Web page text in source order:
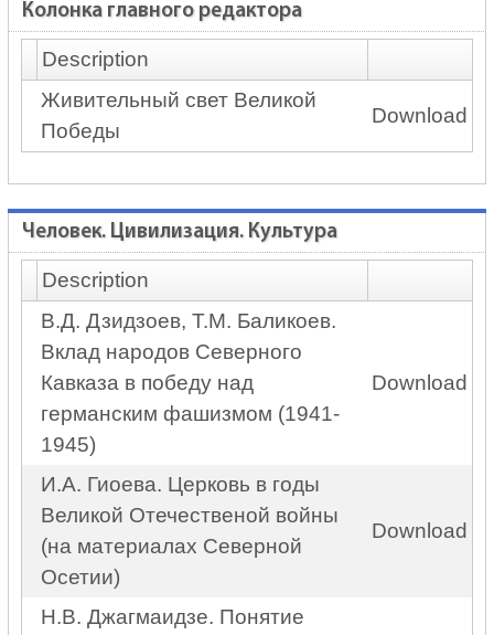
Колонка главного редактора
Description
Живительный свет Великой
Победы
Download
Человек. Цивилизация. Культура
Description
В.Д. Дзидзоев, Т.М. Баликоев.
Вклад народов Северного
Кавказа в победу над
германским фашизмом (1941-
1945)
Download
И.А. Гиоева. Церковь в годы
Великой Отечественой войны
(на материалах Северной
Осетии)
Download
Н.В. Джагмаидзе. Понятие